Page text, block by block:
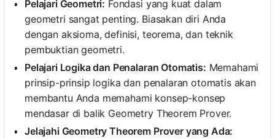
Pelajari Geometri: Fondasi yang kuat dalam
geometri sangat penting. Biasakan diri Anda
dengan aksioma, definisi, teorema, dan teknik
pembuktian geometri.
Pelajari Logika dan Penalaran Otomatis: Memahami
prinsip-prinsip logika dan penalaran otomatis akan
membantu Anda memahami konsep-konsep
mendasar di balik Geometry Theorem Prover.
Jelajahi Geometry Theorem Prover yang Ada: